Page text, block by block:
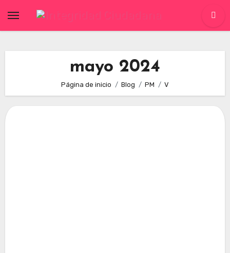
mayo 2024
Página de inicio Blog PM V